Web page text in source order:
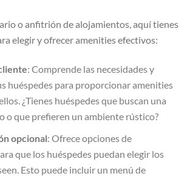
o anfitrión de alojamientos, aquí tienes
elegir y ofrecer amenities efectivos:
: Comprende las necesidades y
huéspedes para proporcionar amenities
¿Tienes huéspedes que buscan una
o que prefieren un ambiente rústico?
opcional: Ofrece opciones de
que los huéspedes puedan elegir los
Esto puede incluir un menú de